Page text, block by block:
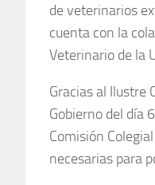
de veterinarios
cuenta con la
Veterinario de la
Gracias al Ilustre
Gobierno del día
Comisión
necesarias para